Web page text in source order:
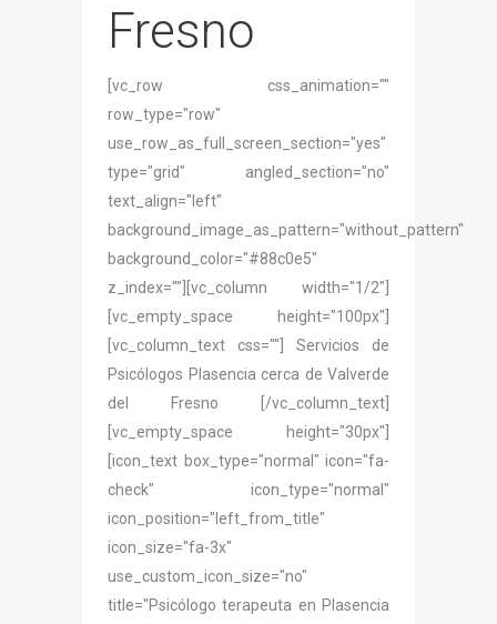
Fresno
[vc_row css_animation=""
row_type="row"
use_row_as_full_screen_section="yes"
type="grid" angled_section="no"
text_align="left"
background_image_as_pattern="without_pattern"
background_color="#88c0e5"
z_index=""][vc_column width="1/2"]
[vc_empty_space height="100px"]
[vc_column_text css=""] Servicios de
Psicólogos Plasencia cerca de Valverde
del Fresno [/vc_column_text]
[vc_empty_space height="30px"]
[icon_text box_type="normal" icon="fa-
check" icon_type="normal"
icon_position="left_from_title"
icon_size="fa-3x"
use_custom_icon_size="no"
title="Psicólogo terapeuta en Plasencia